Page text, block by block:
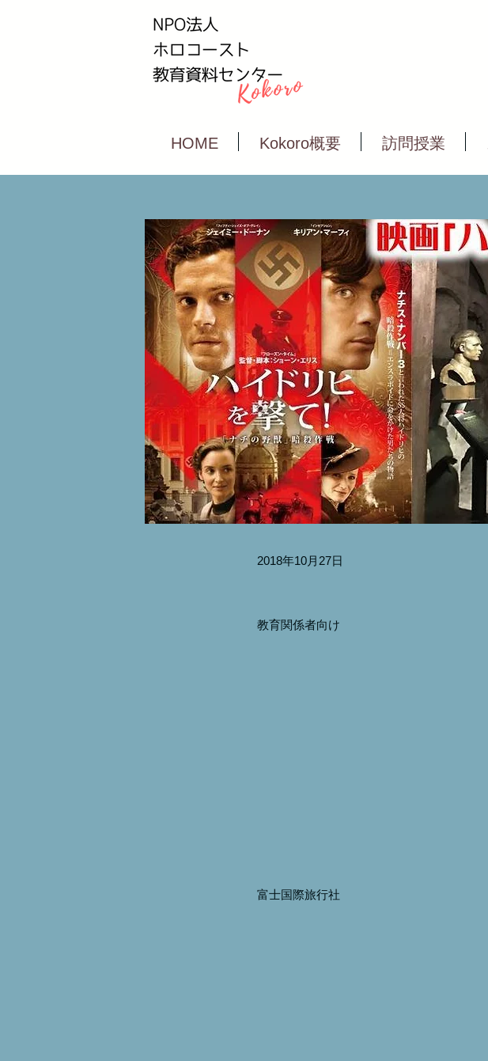
HOME Kokoro概要 訪問授業
20181027
2018年10月27日
教育関係者向け
富士国際旅行社